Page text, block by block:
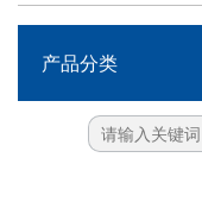
产品分类